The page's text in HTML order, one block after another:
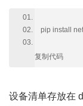
pip install
复制代码
设备清单存放在